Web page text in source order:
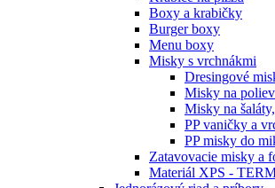
Boxy a krabičky
Burger boxy
Menu boxy
Misky s vrchnákmi
Dresingové
Misky na
Misky na
PP vaničky a
PP misky do
Zatavovacie misky a
Materiál XPS -